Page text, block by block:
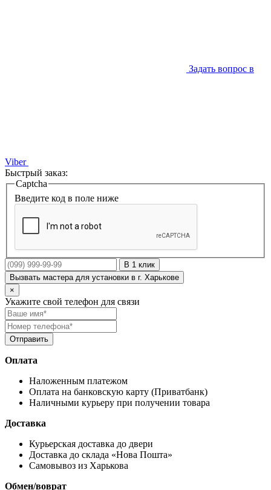
Задать вопрос в
Viber
Быстрый заказ:
Captcha
Введите код в поле ниже
В 1 клик
Вызвать мастера для установки в г. Харькове
×
Укажите свой телефон для связи
Оплата
Наложенным платежом
Оплата на банковскую карту (Приватбанк)
Наличными курьеру при получении товара
Доставка
Курьерская доставка до двери
Доставка до склада «Нова Пошта»
Самовывоз из Харькова
Обмен/воврат